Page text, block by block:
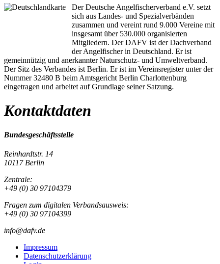
Der Deutsche Angelfischerverband e.V. setzt
sich aus Landes- und Spezialverbänden
zusammen und vereint rund 9.000 Vereine mit
insgesamt über 530.000 organisierten
Mitgliedern. Der DAFV ist der Dachverband
der Angelfischer in Deutschland. Er ist
gemeinnützig und anerkannter Naturschutz- und Umweltverband.
Der Sitz des Verbandes ist Berlin. Er ist im Vereinsregister unter der
Nummer 32480 B beim Amtsgericht Berlin Charlottenburg
eingetragen und arbeitet auf Grundlage seiner Satzung.
Kontaktdaten
Bundesgeschäftsstelle
Reinhardtstr. 14
10117 Berlin
Zentrale:
+49 (0) 30 97104379
Fragen zum digitalen Verbandsausweis:
+49 (0) 30 97104399
info@dafv.de
Impressum
Datenschutzerklärung